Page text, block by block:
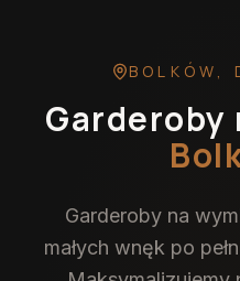
BOLKÓW ,
Garderoby
Garderoby na
małych wnęk po